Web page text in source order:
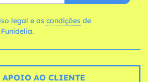
legal e as condições
APOIO AO CLIENTE